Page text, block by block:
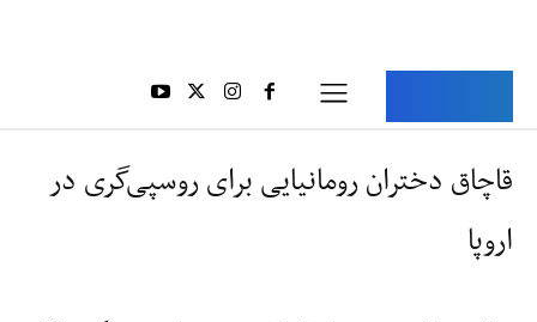
قاچاق دختران رومانیایی برای روسپی‌گری در
اروپا